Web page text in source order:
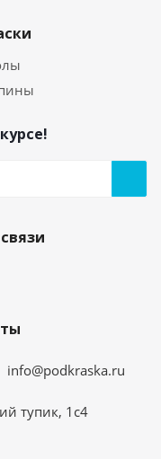
info@podkraska.ru
тупик, 1с4